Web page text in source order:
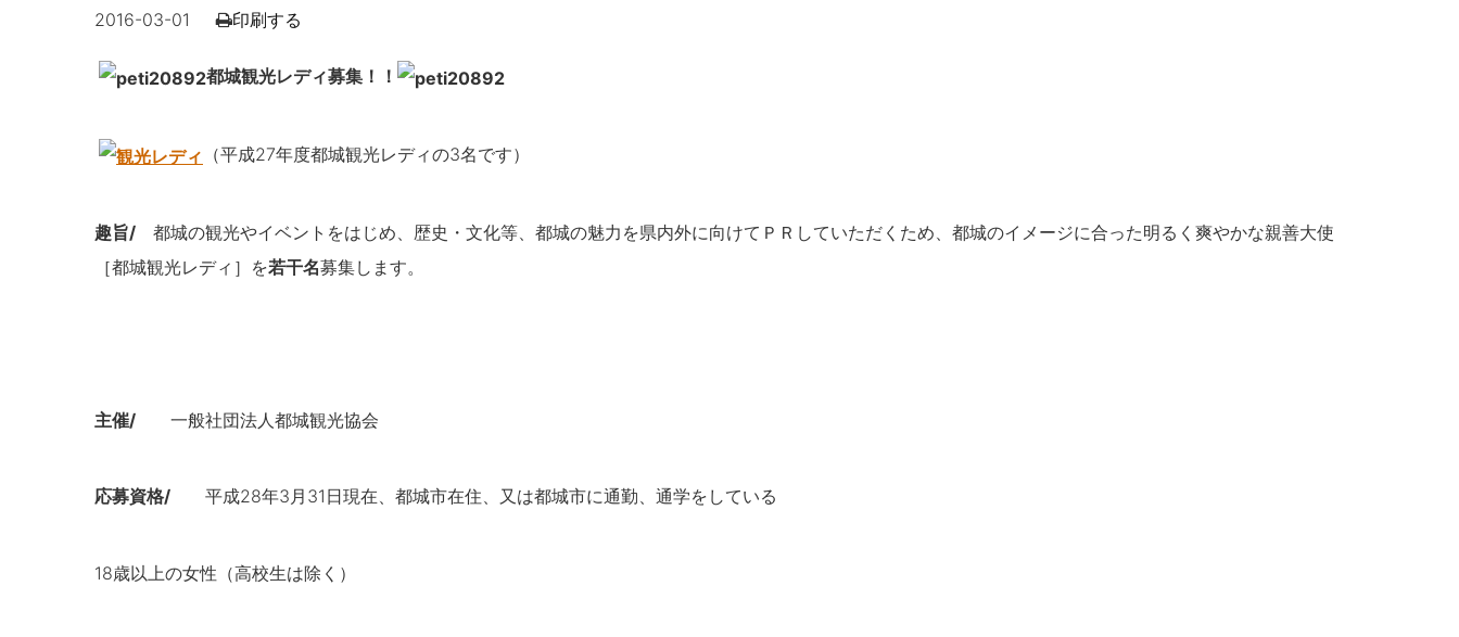
2016-03-01 印刷する
都城観光レディ募集！！
（平成27年度都城観光レディの3名です）
趣旨/ 都城の観光やイベントをはじめ、歴史・文化等、都城の魅力を県内外に向けてＰＲしていただくため、都城のイメージに合った明るく爽やかな親善大使
［都城観光レディ］を若干名募集します。
主催/ 一般社団法人都城観光協会
応募資格/ 平成28年3月31日現在、都城市在住、又は都城市に通勤、通学をしている
18歳以上の女性（高校生は除く）